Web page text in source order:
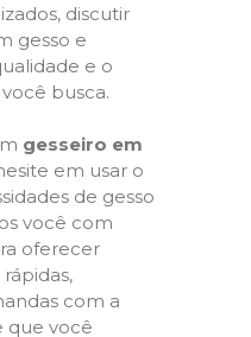
discutir
gesso e
e o
busca.
gesseiro em
em usar o
de gesso
você com
oferecer
com a
que você